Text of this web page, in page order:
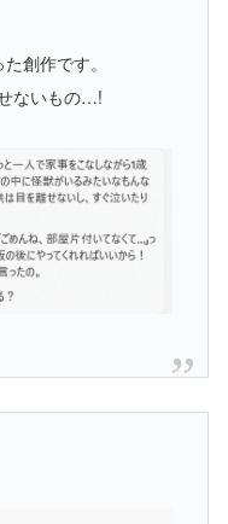
創作です。
ないもの…!